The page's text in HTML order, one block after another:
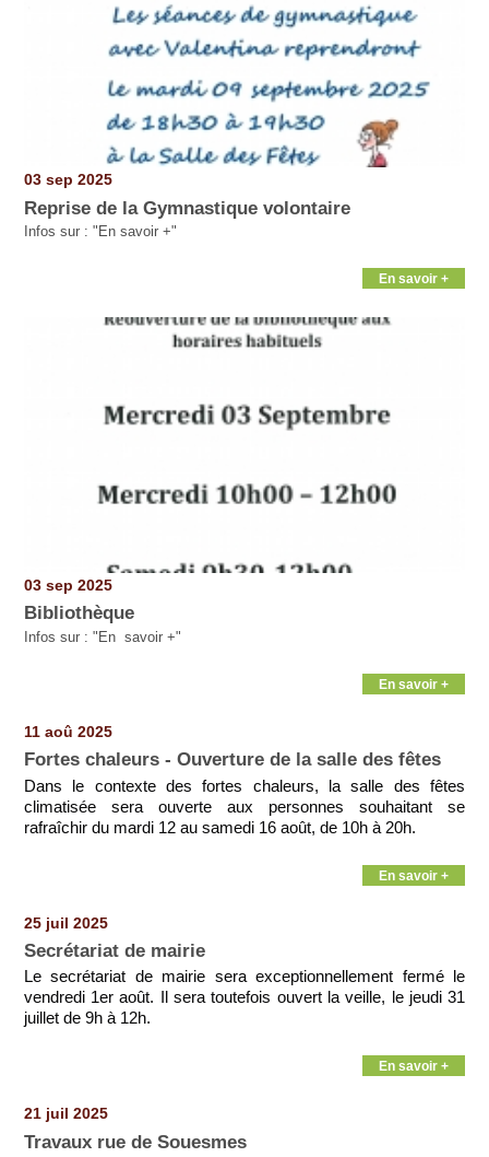
03 sep 2025
Reprise de la Gymnastique volontaire
Infos sur : "En savoir +"
En savoir +
03 sep 2025
Bibliothèque
Infos sur : "En savoir +"
En savoir +
11 aoû 2025
Fortes chaleurs - Ouverture de la salle des fêtes
Dans le contexte des fortes chaleurs, la salle des fêtes
climatisée sera ouverte aux personnes souhaitant se
rafraîchir du mardi 12 au samedi 16 août, de 10h à 20h.
En savoir +
25 juil 2025
Secrétariat de mairie
Le secrétariat de mairie sera exceptionnellement fermé le
vendredi 1er août. Il sera toutefois ouvert la veille, le jeudi 31
juillet de 9h à 12h.
En savoir +
21 juil 2025
Travaux rue de Souesmes